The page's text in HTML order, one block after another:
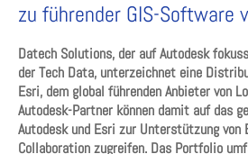
zu führender GIS-Software
Datech Solutions, der auf Autodesk
der Tech Data, unterzeichnet eine
Esri, dem global führenden Anbieter von
Autodesk-Partner können damit auf das
Autodesk und Esri zur Unterstützung von
Collaboration zugreifen. Das Portfolio